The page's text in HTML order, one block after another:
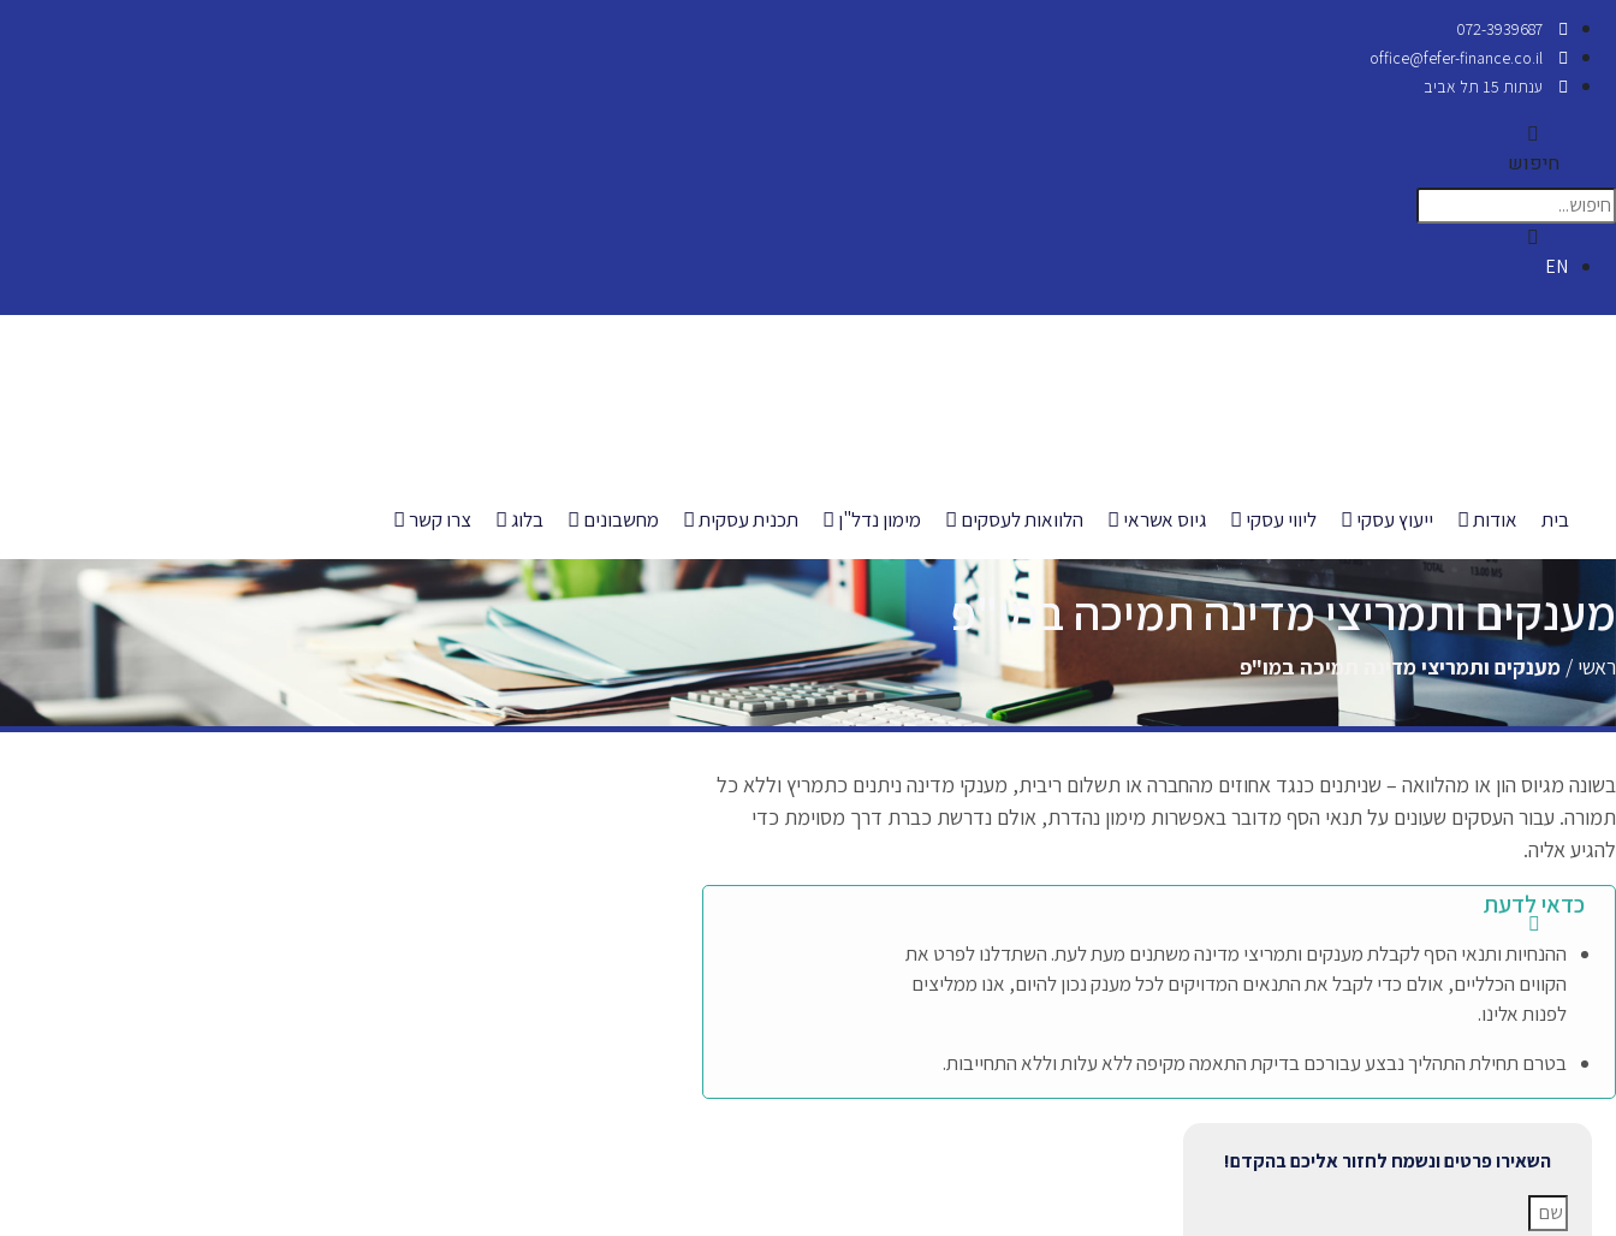
072-3939687
office@fefer-finance.co.il
ענתות 15 תל אביב
חיפוש
EN
בית אודות ייעוץ עסקי ליווי עסקי גיוס אשראי הלוואות לעסקים מימון נדל"ן תכנית עסקית מחשבונים בלוג צרו קשר
מענקים ותמריצי מדינה תמיכה במו"פ
ראשי / מענקים ותמריצי מדינה תמיכה במו"פ
בשונה מגיוס הון או מהלוואה – שניתנים כנגד אחוזים מהחברה או תשלום ריבית, מענקי מדינה ניתנים כתמריץ וללא כל
תמורה. עבור העסקים שעונים על תנאי הסף מדובר באפשרות מימון נהדרת, אולם נדרשת כברת דרך מסוימת כדי
להגיע אליה.
כדאי לדעת
ההנחיות ותנאי הסף לקבלת מענקים ותמריצי מדינה משתנים מעת לעת. השתדלנו לפרט את
הקווים הכלליים, אולם כדי לקבל את התנאים המדויקים לכל מענק נכון להיום, אנו ממליצים
לפנות אלינו.
בטרם תחילת התהליך נבצע עבורכם בדיקת התאמה מקיפה ללא עלות וללא התחייבות.
השאירו פרטים ונשמח לחזור אליכם בהקדם!